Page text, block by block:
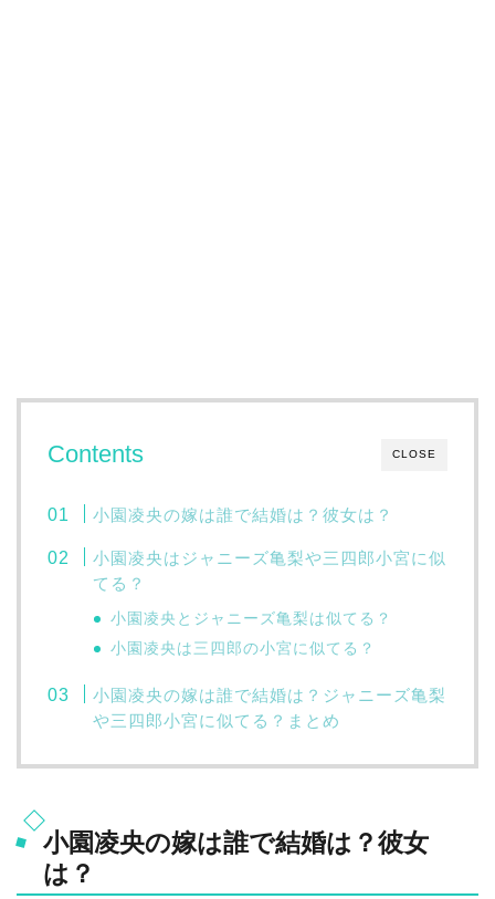
CLOSE
Contents
小園凌央の嫁は誰で結婚は？彼女は？
小園凌央はジャニーズ亀梨や三四郎小宮に似
てる？
小園凌央とジャニーズ亀梨は似てる？
小園凌央は三四郎の小宮に似てる？
小園凌央の嫁は誰で結婚は？ジャニーズ亀梨
や三四郎小宮に似てる？まとめ
小園凌央の嫁は誰で結婚は？彼女
は？